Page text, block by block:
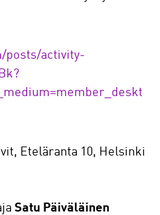
posts/activity-
Eteläranta 10, Helsinki
Satu Päiväläinen